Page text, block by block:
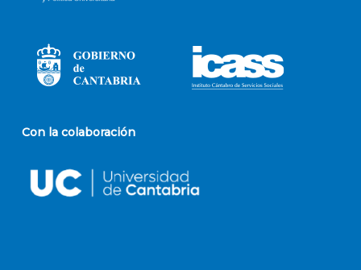
Con la colaboración